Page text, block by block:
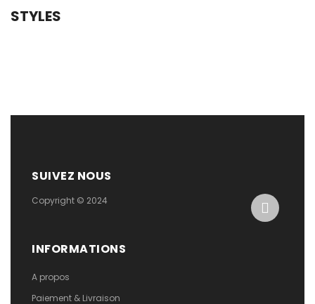
STYLES
SUIVEZ NOUS
Copyright © 2024
INFORMATIONS
A propos
Paiement & Livraison